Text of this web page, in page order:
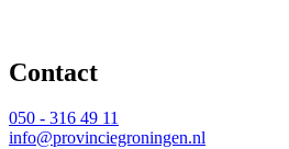
Contact
050 - 316 49 11
info@provinciegroningen.nl